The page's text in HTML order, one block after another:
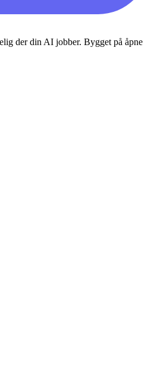
der din AI jobber. Bygget på åpne